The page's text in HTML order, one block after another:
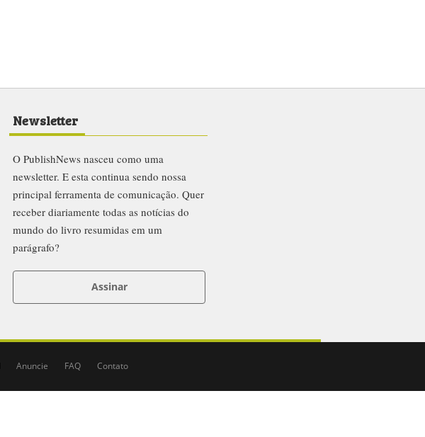
Newsletter
O PublishNews nasceu como uma
newsletter. E esta continua sendo nossa
principal ferramenta de comunicação. Quer
receber diariamente todas as notícias do
mundo do livro resumidas em um
parágrafo?
Assinar
Anuncie FAQ Contato